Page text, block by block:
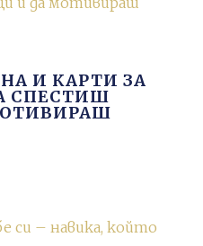
И КАРТИ ЗА
СПЕСТИШ